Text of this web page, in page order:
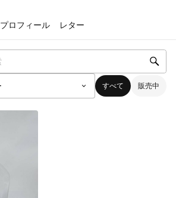
プロフィール レター
すべて 販売中